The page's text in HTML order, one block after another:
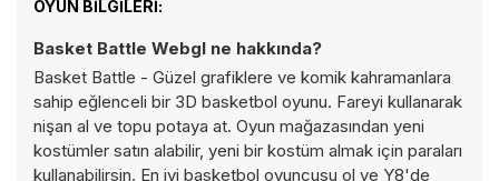
OYUN BILGILERI:
Basket Battle Webgl ne hakkında?
Basket Battle - Güzel grafiklere ve komik kahramanlara
sahip eğlenceli bir 3D basketbol oyunu. Fareyi kullanarak
nişan al ve topu potaya at. Oyun mağazasından yeni
kostümler satın alabilir, yeni bir kostüm almak için paraları
kullanabilirsin. En iyi basketbol oyuncusu ol ve Y8'de